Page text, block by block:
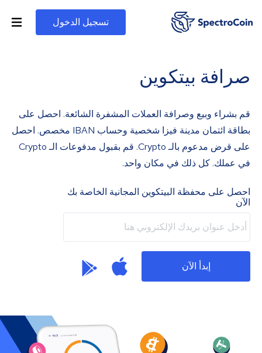
تسجيل الدخول
صرافة بيتكوين
قم بشراء وبيع وصرافة العملات المشفرة الشائعة. احصل على
بطاقة ائتمان مدينة فيزا شخصية وحساب IBAN مخصص. احصل
على قرض مدعوم بالـ Crypto. قم بقبول مدفوعات الـ Crypto
في عملك. كل ذلك في مكان واحد.
احصل على محفظة البيتكوين المجانية الخاصة بك
الآن
إبدأ الآن